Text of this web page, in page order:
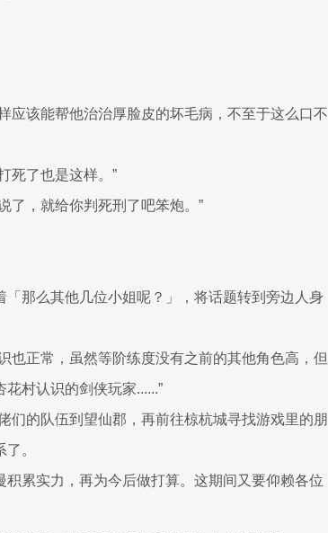
应该能帮他治治厚脸皮的坏毛病，不至于这么口不
死了也是这样。”
了，就给你判死刑了吧笨炮。”
那么其他几位小姐呢？」，将话题转到旁边人身
也正常，虽然等阶练度没有之前的其他角色高，但
村认识的剑侠玩家......”
们的队伍到望仙郡，再前往椋杭城寻找游戏里的朋
。
累实力，再为今后做打算。这期间又要仰赖各位